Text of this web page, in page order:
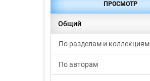
ПРОСМОТР
Общий
По разделам и коллекциям
По авторам